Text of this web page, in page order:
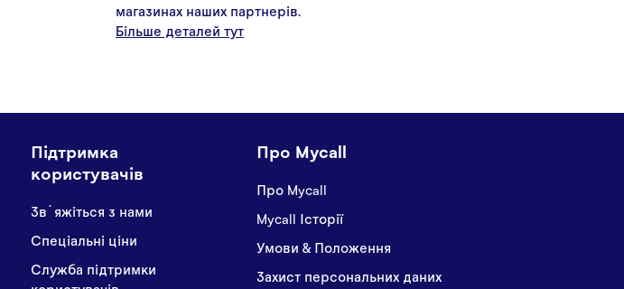
магазинах наших партнерів.
Більше деталей тут
Підтримка
користувачів
Звʼяжіться з нами
Спеціальні ціни
Служба підтримки
Про Mycall
Про Mycall
Mycall Історії
Умови & Положення
Захист персональних даних